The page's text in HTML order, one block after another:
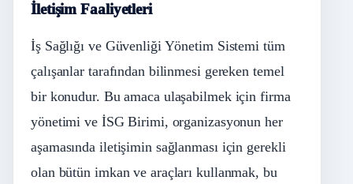
İletişim Faaliyetleri
İş Sağlığı ve Güvenliği Yönetim Sistemi tüm
çalışanlar tarafından bilinmesi gereken temel
bir konudur. Bu amaca ulaşabilmek için firma
yönetimi ve İSG Birimi, organizasyonun her
aşamasında iletişimin sağlanması için gerekli
olan bütün imkan ve araçları kullanmak, bu